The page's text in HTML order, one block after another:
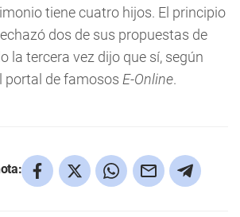
tiene cuatro hijos. El principio
dos de sus propuestas de
la tercera vez dijo que sí, según
portal de famosos E-Online.